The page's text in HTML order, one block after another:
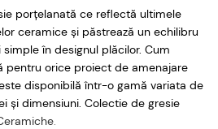
porțelanată ce reflectă ultimele
ceramice și păstrează un echilibru
în designul plăcilor. Cum
pentru orice proiect de amenajare
disponibilă într-o gamă variata de
și dimensiuni. Colectie de gresie
.